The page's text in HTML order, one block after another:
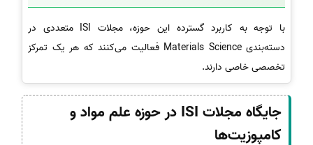
با توجه به کاربرد گسترده این حوزه، مجلات ISI متعددی در
دسته‌بندی Materials Science فعالیت می‌کنند که هر یک تمرکز
تخصصی خاصی دارند.
جایگاه مجلات ISI در حوزه علم مواد و
کامپوزیت‌ها